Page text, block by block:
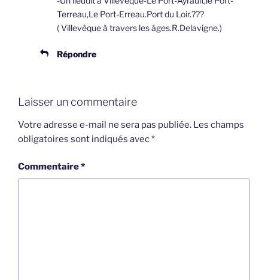
Terreau,Le Port-Erreau.Port du Loir.???
( Villevêque à travers les âges.R.Delavigne.)
Répondre
Laisser un commentaire
Votre adresse e-mail ne sera pas publiée. Les champs
obligatoires sont indiqués avec*
Commentaire*